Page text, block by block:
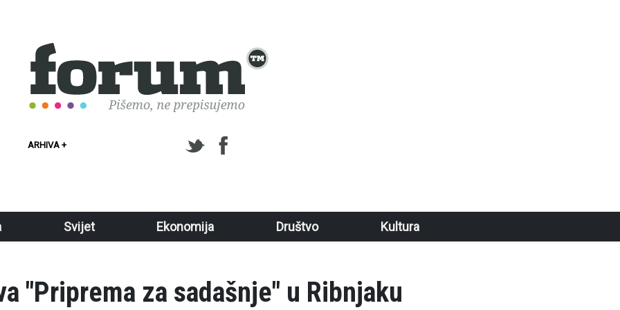
ARHIVA +
Svijet Ekonomija Društvo Kultura
"Priprema za sadašnje" u Ribnjaku